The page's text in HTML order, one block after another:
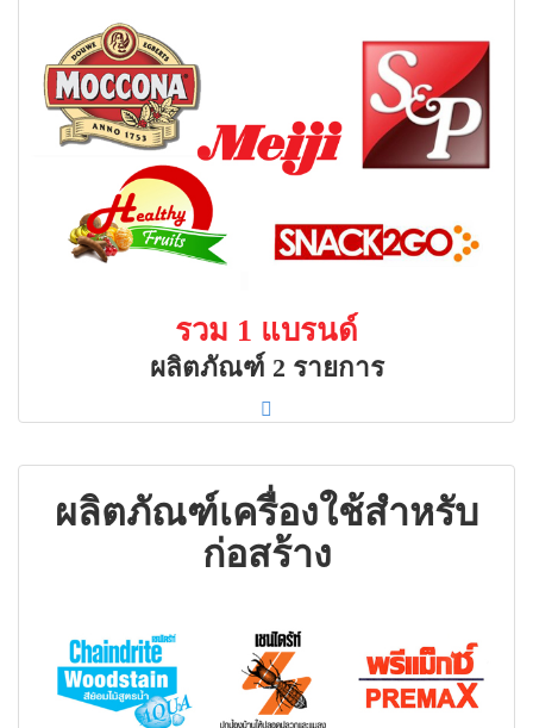
รวม 1 แบรนด์
ผลิตภัณฑ์ 2 รายการ
ผลิตภัณฑ์เครื่องใช้สำหรับ
ก่อสร้าง